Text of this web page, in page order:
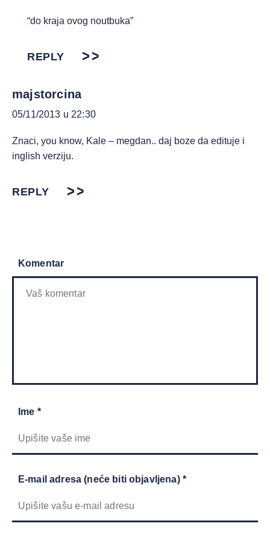
“do kraja ovog noutbuka”
REPLY
majstorcina
05/11/2013 u 22:30
Znaci, you know, Kale – megdan.. daj boze da edituje i
inglish verziju.
REPLY
Komentar
Ime *
E-mail adresa (neće biti objavljena) *